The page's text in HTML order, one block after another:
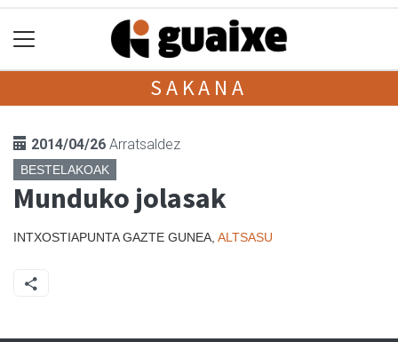
SAKANA
2014/04/26 Arratsaldez
BESTELAKOAK
Munduko jolasak
INTXOSTIAPUNTA GAZTE GUNEA, ALTSASU